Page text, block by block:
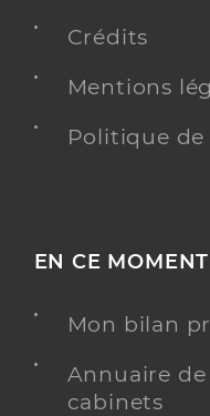
Crédits
Mentions
Politique
EN CE MOMENT
Mon bilan
Annuaire
cabinets